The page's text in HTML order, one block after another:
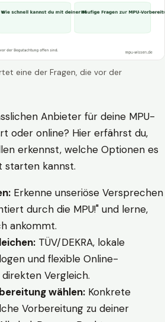
eine der Fragen, die vor der
Anbieter für deine MPU-
oder online? Hier erfährst du,
erkennst, welche Optionen es
starten kannst.
Erkenne unseriöse Versprechen
durch die MPU!" und lerne,
ankommt.
TÜV/DEKRA, lokale
und flexible Online-
Vergleich.
wählen: Konkrete
Vorbereitung zu deiner